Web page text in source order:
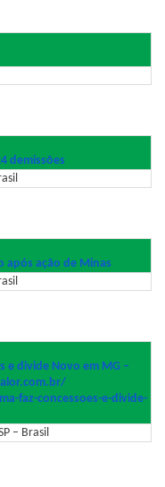
demissões
após ação de Minas
e divide Novo em MG –
faz-concessoes-e-divide-
– Brasil